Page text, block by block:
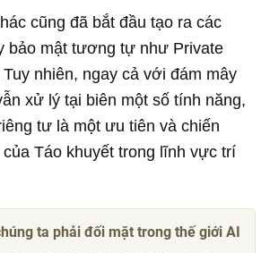
cũng đã bắt đầu tạo ra các
bảo mật tương tự như Private
nhiên, ngay cả với đám mây
xử lý tại biên một số tính năng,
tư là một ưu tiên và chiến
Táo khuyết trong lĩnh vực trí
ta phải đối mặt trong thế giới AI